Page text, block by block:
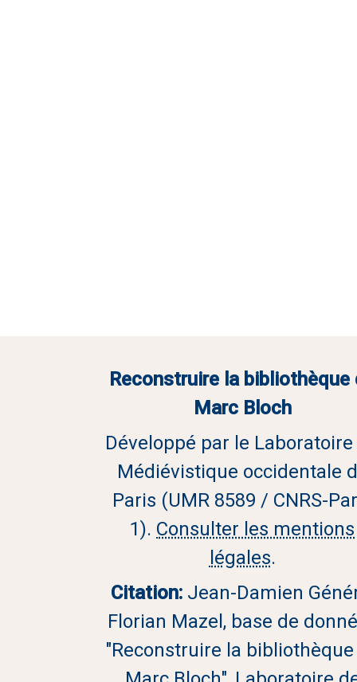
Reconstruire la bibliothèque
Marc Bloch
Développé par le
Médiévistique occidentale
Paris (UMR 8589 / CNRS-
1). Consulter les mentions
légales.
Citation: Jean-Damien
Florian Mazel, base de
"Reconstruire la